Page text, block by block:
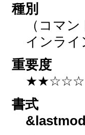
種別
（コマン
インラ
重要度
★★☆☆☆
書式